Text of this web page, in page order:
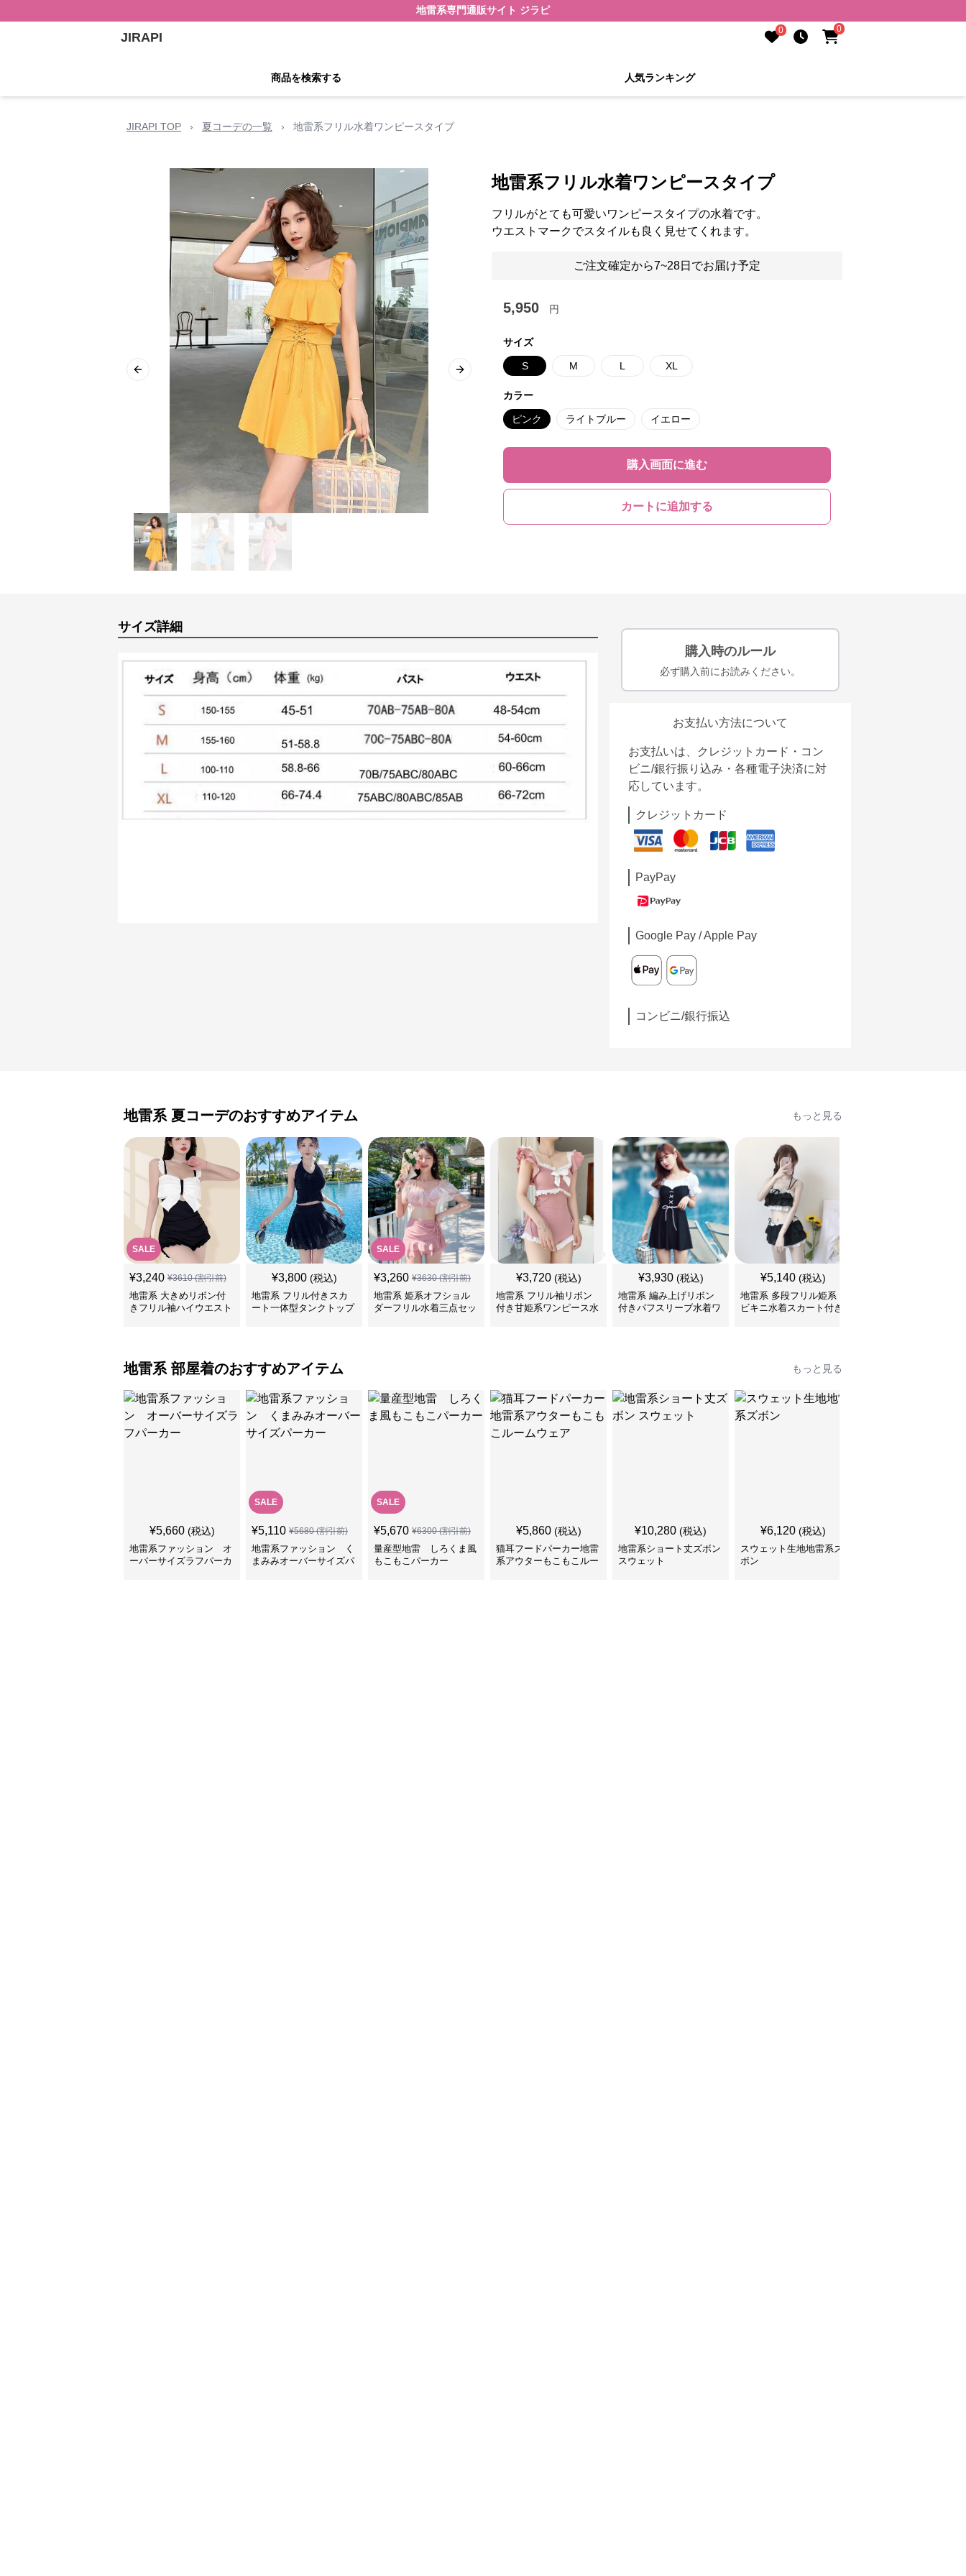
地雷系専門通販サイト ジラピ
JIRAPI 0 0
商品を検索する 人気ランキング
JIRAPI TOP › 夏コーデの一覧 › 地雷系フリル水着ワンピースタイプ
Previous slide Next slide
地雷系フリル水着ワンピースタイプ
フリルがとても可愛いワンピースタイプの水着です。
ウエストマークでスタイルも良く見せてくれます。
ご注文確定から7~28日でお届け予定
5,950 円
サイズ
S M L XL
カラー
ピンク ライトブルー イエロー
購入画面に進む
カートに追加する
サイズ詳細
購入時のルール
必ず購入前にお読みください。
お支払い方法について
お支払いは、クレジットカード・コン
ビニ/銀行振り込み・各種電子決済に対
応しています。
クレジットカード
PayPay
Google Pay / Apple Pay
コンビニ/銀行振込
地雷系 夏コーデのおすすめアイテム もっと見る
SALE
¥3,240 ¥3610(割引前)
地雷系 大きめリボン付
きフリル袖ハイウエスト
¥3,800 (税込)
地雷系 フリル付きスカ
ート一体型タンクトップ
SALE
¥3,260 ¥3630(割引前)
地雷系 姫系オフショル
ダーフリル水着三点セッ
¥3,720 (税込)
地雷系 フリル袖リボン
付き甘姫系ワンピース水
¥3,930 (税込)
地雷系 編み上げリボン
付きパフスリーブ水着ワ
¥5,140 (税込)
地雷系 多段フリル姫系
ビキニ水着スカート付き
地雷系 部屋着のおすすめアイテム もっと見る
¥5,660 (税込)
地雷系ファッション オ
ーバーサイズラフパーカ
SALE
¥5,110 ¥5680(割引前)
地雷系ファッション く
まみみオーバーサイズパ
SALE
¥5,670 ¥6300(割引前)
量産型地雷 しろくま風
もこもこパーカー
¥5,860 (税込)
猫耳フードパーカー地雷
系アウターもこもこルー
¥10,280 (税込)
地雷系ショート丈ズボン
スウェット
¥6,120 (税込)
スウェット生地地雷系ズ
ボン